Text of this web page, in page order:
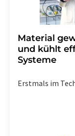
Material
und kühlt
Systeme
Erstmals im